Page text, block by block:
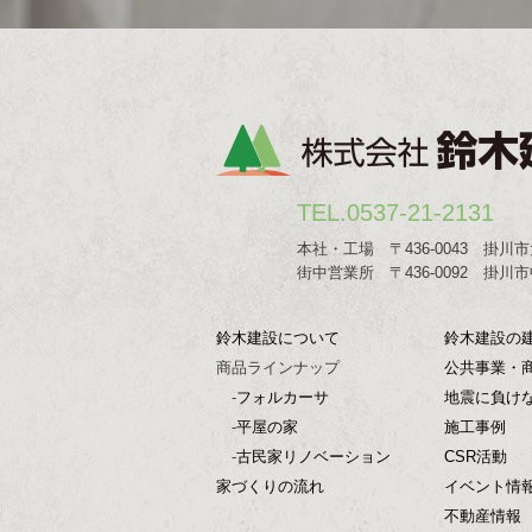
TEL.0537-21-2131
本社・工場 〒436-0043 掛川市
街中営業所 〒436-0092 掛川市
鈴木建設について
商品ラインナップ
-フォルカーサ
-平屋の家
-古民家リノベーション
家づくりの流れ
鈴木建設の
公共事業・
地震に負け
施工事例
CSR活動
イベント情
不動産情報